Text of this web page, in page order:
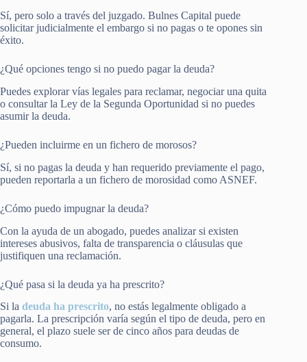
Sí, pero solo a través del juzgado. Bulnes Capital puede
solicitar judicialmente el embargo si no pagas o te opones sin
éxito.
¿Qué opciones tengo si no puedo pagar la deuda?
Puedes explorar vías legales para reclamar, negociar una quita
o consultar la Ley de la Segunda Oportunidad si no puedes
asumir la deuda.
¿Pueden incluirme en un fichero de morosos?
Sí, si no pagas la deuda y han requerido previamente el pago,
pueden reportarla a un fichero de morosidad como ASNEF.
¿Cómo puedo impugnar la deuda?
Con la ayuda de un abogado, puedes analizar si existen
intereses abusivos, falta de transparencia o cláusulas que
justifiquen una reclamación.
¿Qué pasa si la deuda ya ha prescrito?
Si la deuda ha prescrito, no estás legalmente obligado a
pagarla. La prescripción varía según el tipo de deuda, pero en
general, el plazo suele ser de cinco años para deudas de
consumo.